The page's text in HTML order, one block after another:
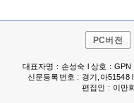
PC버전
대표자명 : 손성숙 l 상호 :
신문등록번호 : 경기,아51548
편집인 : 이만